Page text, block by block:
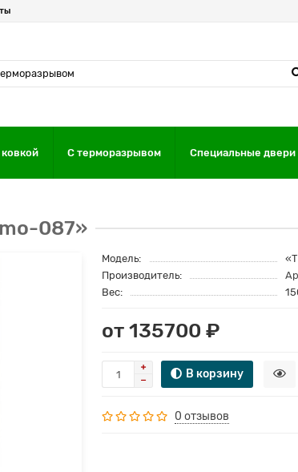
С терморазрывом Специальные двери
087»
Модель:
Производитель:
Вес:
от 135700 ₽
В корзину
0 отзывов